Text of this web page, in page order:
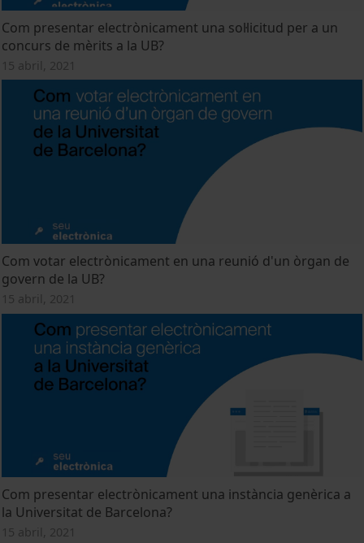
Com presentar electrònicament una sol·licitud per a un
concurs de mèrits a la UB?
15 abril, 2021
Com votar electrònicament en una reunió d'un òrgan de
govern de la UB?
15 abril, 2021
Com presentar electrònicament una instància genèrica a
la Universitat de Barcelona?
15 abril, 2021